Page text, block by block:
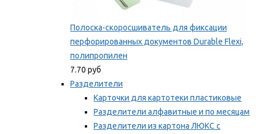
Полоска-скоросшиватель для фиксации
перфорированных документов Durable Flexi,
полипропилен
7.70 руб
Разделители
Карточки для картотеки пластиковые
Разделители алфавитные и по месяцам
Разделители из картона ЛЮКС с